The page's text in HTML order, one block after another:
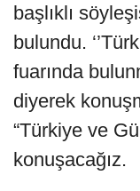
başlıklı
bulundu.
fuarında
diyerek
“Türkiye ve
konuşacağız.